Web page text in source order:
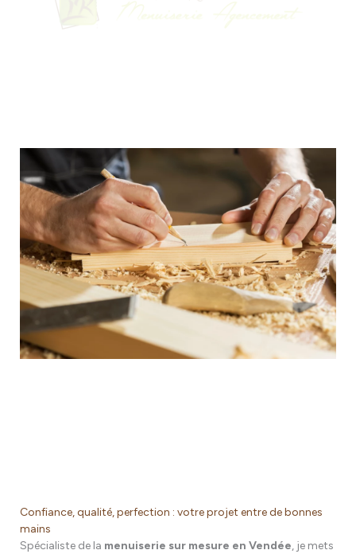
Confiance, qualité, perfection : votre projet entre de bonnes
mains
Spécialiste de la menuiserie sur mesure en Vendée, je mets